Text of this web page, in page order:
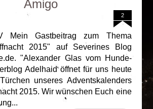
Amigo
2
Mein Gastbeitrag zum Thema
2015" auf Severines Blog
"Alexander Glas vom Hunde-
Adelhaid öffnet für uns heute
unseres Adventskalenders
2015. Wir wünschen Euch eine